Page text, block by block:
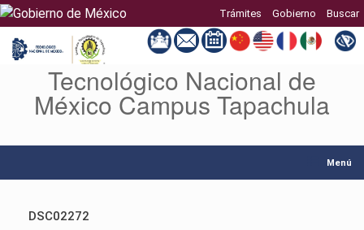
Trámites Gobierno Buscar
contenido
Tecnológico Nacional de
México Campus Tapachula
Menú
DSC02272